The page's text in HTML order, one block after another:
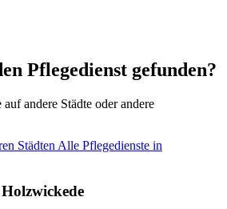
Pflegedienst gefunden?
andere Städte oder andere
Städten Alle Pflegedienste in